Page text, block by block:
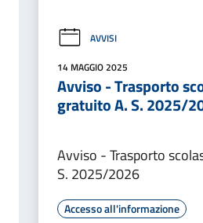
AVVISI
14 MAGGIO 2025
Avviso - Trasporto
gratuito A. S. 2025/
Avviso - Trasporto
S. 2025/2026
Accesso all'informazione